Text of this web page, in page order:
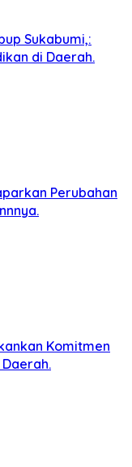
Sukabumi,:
di Daerah.
Perubahan
Komitmen